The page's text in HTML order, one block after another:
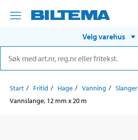
Velg varehus
Start Fritid Hage Vanning
Slanger
Vannslange, 12 mm x 20 m